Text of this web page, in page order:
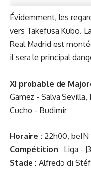
Évidemment, les
vers Takefusa Kubo.
Real Madrid est
il sera le principal
XI probable de
Gamez - Salva Sevilla,
Cucho - Budimir
Horaire : 22h00, beIN
Compétition : Liga -
Stade : Alfredo di